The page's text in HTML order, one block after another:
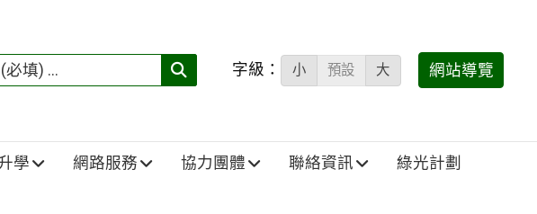
搜
填)：
字級： 小 預設 大 網站導覽
學 網路服務 協力團體 聯絡資訊 綠光計劃